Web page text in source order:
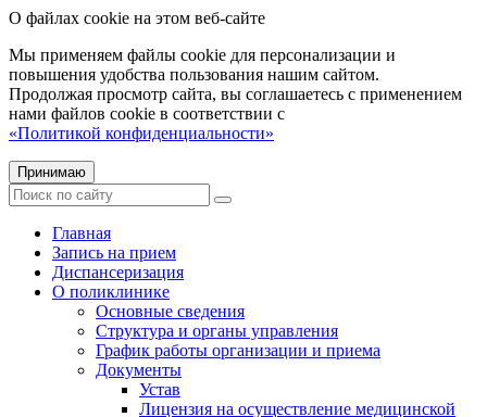
О файлах cookie на этом веб-сайте
Мы применяем файлы cookie для персонализации и
повышения удобства пользования нашим сайтом.
Продолжая просмотр сайта, вы соглашаетесь с применением
нами файлов cookie в соответствии с
«Политикой конфиденциальности»
Принимаю
Главная
Запись на прием
Диспансеризация
О поликлинике
Основные сведения
Структура и органы управления
График работы организации и приема
Документы
Устав
Лицензия на осуществление медицинской